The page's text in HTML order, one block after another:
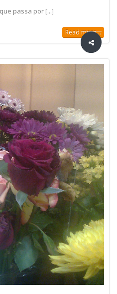
passa por [...]
Read more...